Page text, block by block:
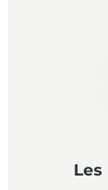
Les